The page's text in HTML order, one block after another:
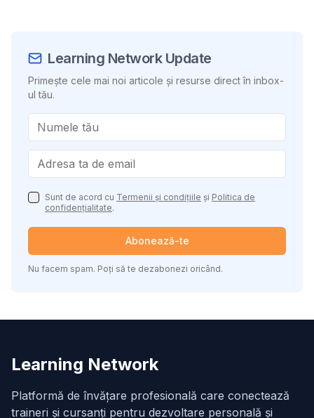
Learning Network Update
Primește cele mai noi articole și resurse direct în inbox-
ul tău.
Sunt de acord cu Termenii și condițiile și Politica de
confidențialitate.
Abonează-te
Nu facem spam. Poți să te dezabonezi oricând.
Learning Network
Platformă de învățare profesională care conectează
traineri și cursanți pentru dezvoltare personală și